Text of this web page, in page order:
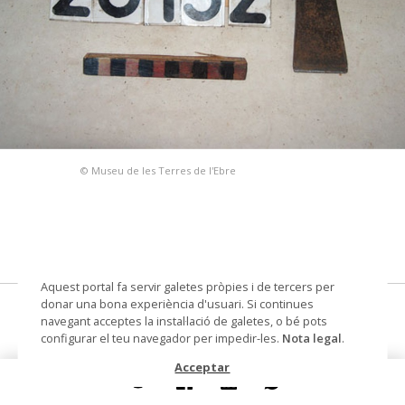
© Museu de les Terres de l'Ebre
escarpi
Materials i tècniques ferro
Aquest portal fa servir galetes pròpies i de tercers per
donar una bona experiència d'usuari. Si continues
navegant acceptes la instal·lació de galetes, o bé pots
configurar el teu navegador per impedir-les. Nota legal.
Acceptar